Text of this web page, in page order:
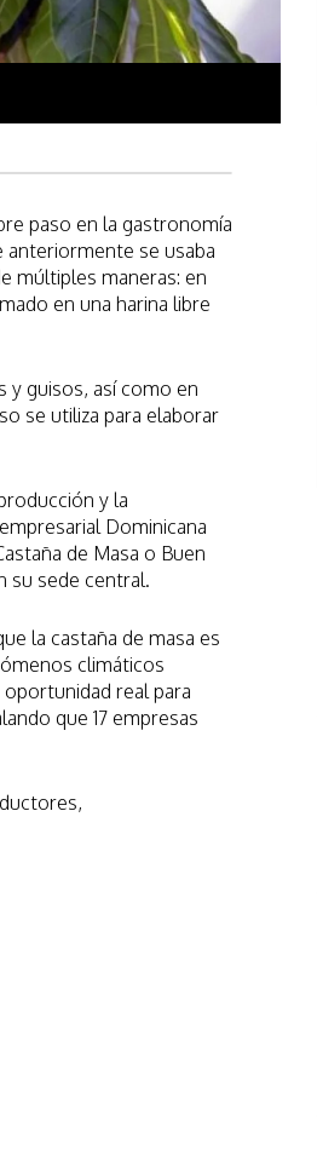
paso en la gastronomía
anteriormente se usaba
múltiples maneras: en
en una harina libre
y guisos, así como en
se utiliza para elaborar
y la
Dominicana
de Masa o Buen
su sede central.
la castaña de masa es
climáticos
real para
que 17 empresas